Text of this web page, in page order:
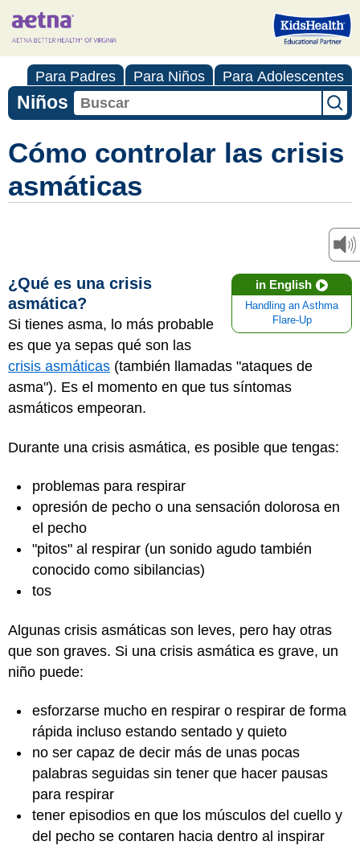
Para Padres Para Niños Para Adolescentes
Niños
Cómo controlar las crisis
asmáticas
in English
Handling an Asthma
Flare-Up
¿Qué es una crisis
asmática?
Si tienes asma, lo más probable
es que ya sepas qué son las
crisis asmáticas (también llamadas "ataques de
asma"). Es el momento en que tus síntomas
asmáticos empeoran.
Durante una crisis asmática, es posible que tengas:
problemas para respirar
opresión de pecho o una sensación dolorosa en
el pecho
"pitos" al respirar (un sonido agudo también
conocido como sibilancias)
tos
Algunas crisis asmáticas son leves, pero hay otras
que son graves. Si una crisis asmática es grave, un
niño puede:
esforzarse mucho en respirar o respirar de forma
rápida incluso estando sentado y quieto
no ser capaz de decir más de unas pocas
palabras seguidas sin tener que hacer pausas
para respirar
tener episodios en que los músculos del cuello y
del pecho se contaren hacia dentro al inspirar